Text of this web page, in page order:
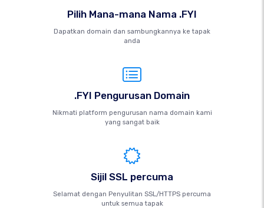
Pilih Mana-mana Nama .FYI
Dapatkan domain dan sambungkannya ke tapak
anda
.FYI Pengurusan Domain
Nikmati platform pengurusan nama domain kami
yang sangat baik
Sijil SSL percuma
Selamat dengan Penyulitan SSL/HTTPS percuma
untuk semua tapak